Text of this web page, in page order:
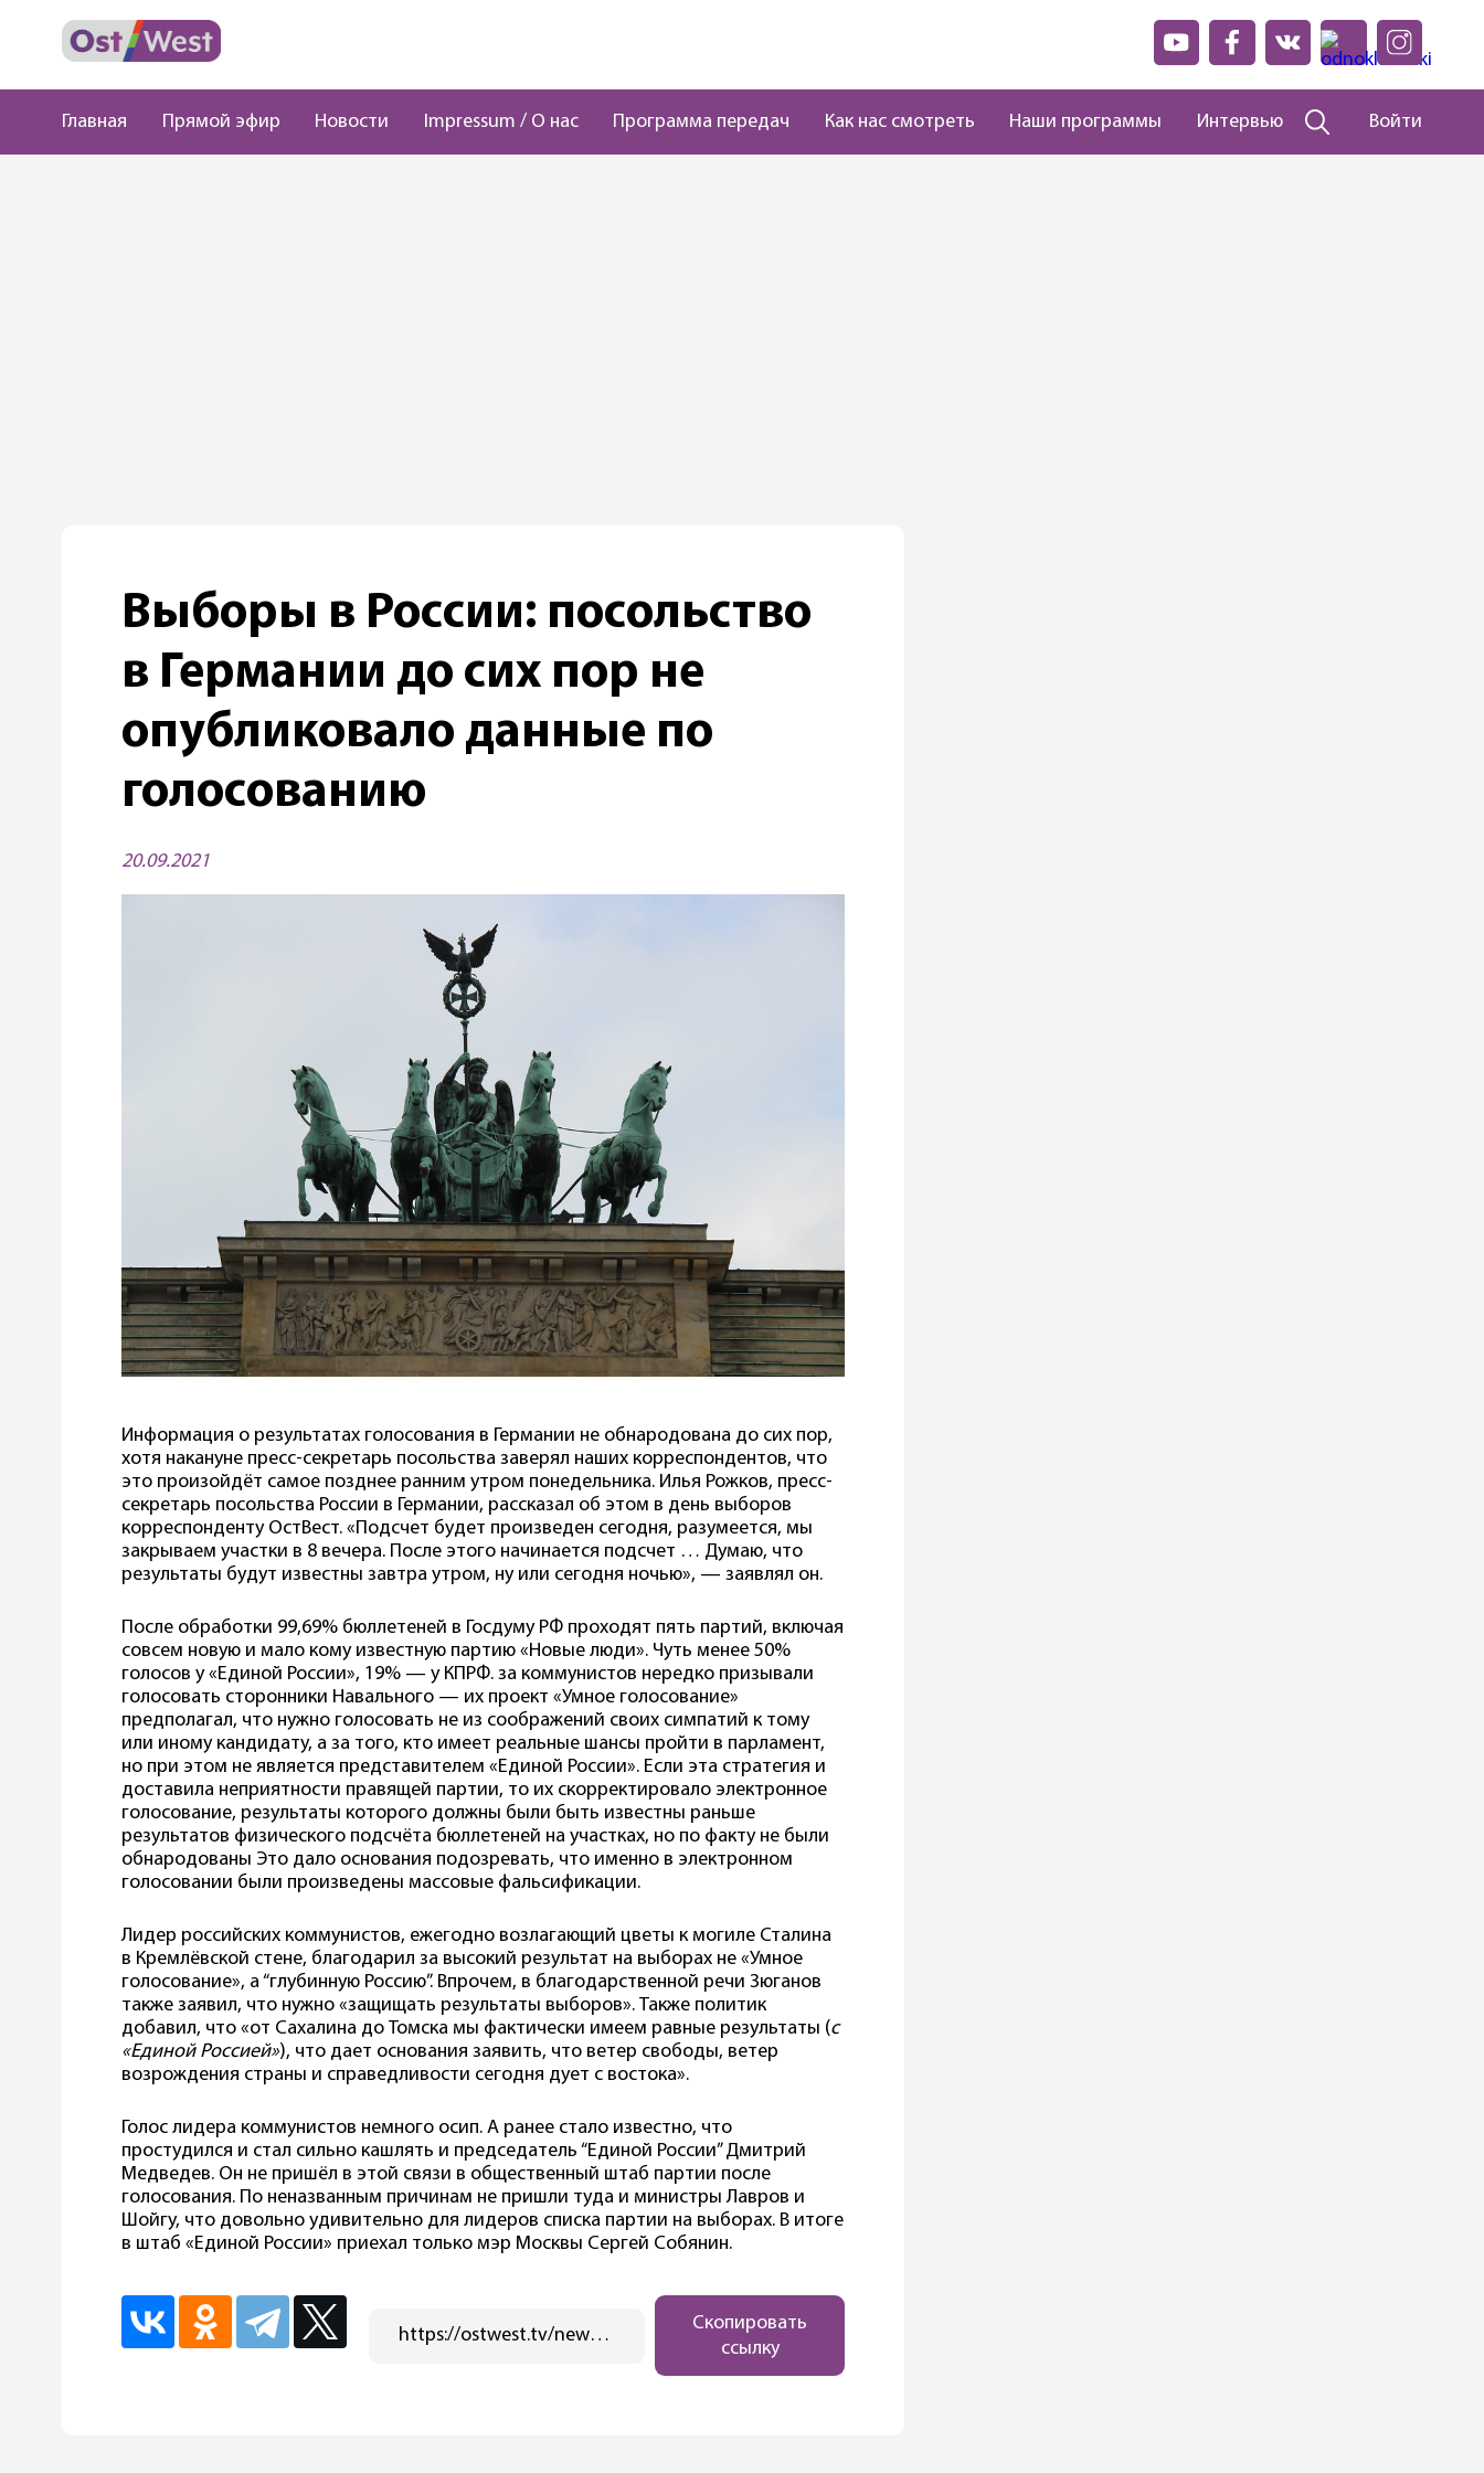
Главная Прямой эфир Новости Impressum / О нас Программа передач Как нас смотреть Наши программы Интервью Войти
Выборы в России: посольство
в Германии до сих пор не
опубликовало данные по
голосованию
20.09.2021
Информация о результатах голосования в Германии не обнародована до сих пор,
хотя накануне пресс-секретарь посольства заверял наших корреспондентов, что
это произойдёт самое позднее ранним утром понедельника. Илья Рожков, пресс-
секретарь посольства России в Германии, рассказал об этом в день выборов
корреспонденту ОстВест. «Подсчет будет произведен сегодня, разумеется, мы
закрываем участки в 8 вечера. После этого начинается подсчет … Думаю, что
результаты будут известны завтра утром, ну или сегодня ночью», — заявлял он.
После обработки 99,69% бюллетеней в Госдуму РФ проходят пять партий, включая
совсем новую и мало кому известную партию «Новые люди». Чуть менее 50%
голосов у «Единой России», 19% — у КПРФ. за коммунистов нередко призывали
голосовать сторонники Навального — их проект «Умное голосование»
предполагал, что нужно голосовать не из соображений своих симпатий к тому
или иному кандидату, а за того, кто имеет реальные шансы пройти в парламент,
но при этом не является представителем «Единой России». Если эта стратегия и
доставила неприятности правящей партии, то их скорректировало электронное
голосование, результаты которого должны были быть известны раньше
результатов физического подсчёта бюллетеней на участках, но по факту не были
обнародованы Это дало основания подозревать, что именно в электронном
голосовании были произведены массовые фальсификации.
Лидер российских коммунистов, ежегодно возлагающий цветы к могиле Сталина
в Кремлёвской стене, благодарил за высокий результат на выборах не «Умное
голосование», а “глубинную Россию”. Впрочем, в благодарственной речи Зюганов
также заявил, что нужно «защищать результаты выборов». Также политик
добавил, что «от Сахалина до Томска мы фактически имеем равные результаты (с
«Единой Россией»), что дает основания заявить, что ветер свободы, ветер
возрождения страны и справедливости сегодня дует с востока».
Голос лидера коммунистов немного осип. А ранее стало известно, что
простудился и стал сильно кашлять и председатель “Единой России” Дмитрий
Медведев. Он не пришёл в этой связи в общественный штаб партии после
голосования. По неназванным причинам не пришли туда и министры Лавров и
Шойгу, что довольно удивительно для лидеров списка партии на выборах. В итоге
в штаб «Единой России» приехал только мэр Москвы Сергей Собянин.
https://ostwest.tv/news/vybory-v-rossii-posolstvo-v-germanii-do-sih-por-ne-opublikovalo-dannye-po-golosovaniju/
Скопировать
ссылку